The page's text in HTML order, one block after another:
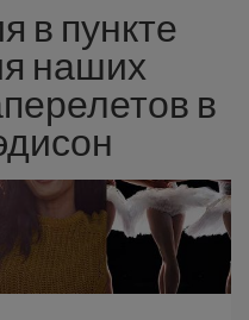
в пункте
наших
в